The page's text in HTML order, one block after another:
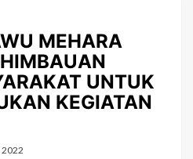
MEHARA
UNTUK
KEGIATAN
2022